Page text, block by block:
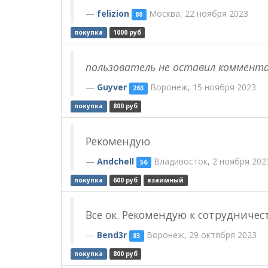
felizion 80 Москва, 22 ноября 2023
покупка 1000 руб
пользователь не оставил
Guyver 263 Воронеж, 15 ноября 2023
покупка 800 руб
Рекомендую
Andchell 56 Владивосток, 2 ноября
покупка 600 руб взаимный
Все ок. Рекомендую к
Bend3r 83 Воронеж, 29 октября 2023
покупка 800 руб